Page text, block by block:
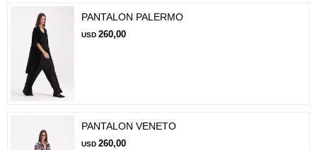
PANTALON PALERMO
USD 260,00
PANTALON VENETO
USD 260,00